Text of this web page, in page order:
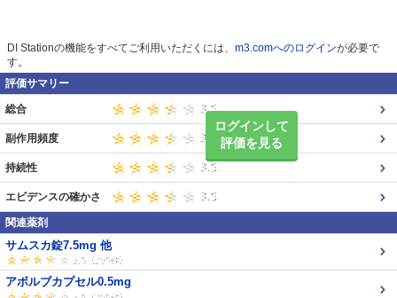
DI Stationの機能をすべてご利用いただくには、 m3.comへのログインが必要で
す。
評価サマリー
ログインして
評価を見る
総合
副作用頻度
持続性
エビデンスの確かさ
関連薬剤
サムスカ錠7.5mg 他
アボルブカプセル0.5mg